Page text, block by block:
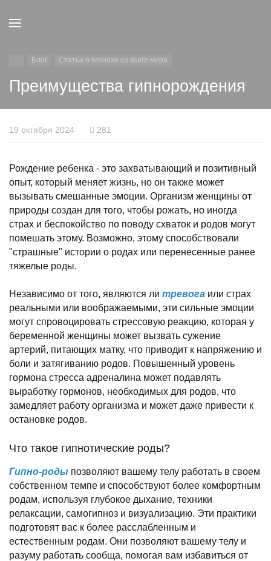
Блог Статьи о гипнозе со всего мира
Преимущества гипнорождения
19 октября 2024 281
Рождение ребенка - это захватывающий и позитивный
опыт, который меняет жизнь, но он также может
вызывать смешанные эмоции. Организм женщины от
природы создан для того, чтобы рожать, но иногда
страх и беспокойство по поводу схваток и родов могут
помешать этому. Возможно, этому способствовали
"страшные" истории о родах или перенесенные ранее
тяжелые роды.
Независимо от того, являются ли тревога или страх
реальными или воображаемыми, эти сильные эмоции
могут спровоцировать стрессовую реакцию, которая у
беременной женщины может вызвать сужение
артерий, питающих матку, что приводит к напряжению и
боли и затягиванию родов. Повышенный уровень
гормона стресса адреналина может подавлять
выработку гормонов, необходимых для родов, что
замедляет работу организма и может даже привести к
остановке родов.
Что такое гипнотические роды?
Гипно-роды позволяют вашему телу работать в своем
собственном темпе и способствуют более комфортным
родам, используя глубокое дыхание, техники
релаксации, самогипноз и визуализацию. Эти практики
подготовят вас к более расслабленным и
естественным родам. Они позволяют вашему телу и
разуму работать сообща, помогая вам избавиться от